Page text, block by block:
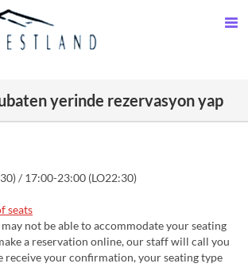
yerinde rezervasyon yap
/ 17:00-23:00 (LO22:30)
seats
not be able to accommodate your seating
a reservation online, our staff will call you
receive your confirmation, your seating type